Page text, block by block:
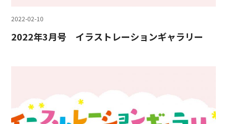
2022-02-10
2022年3月号 イラストレーションギャラリー